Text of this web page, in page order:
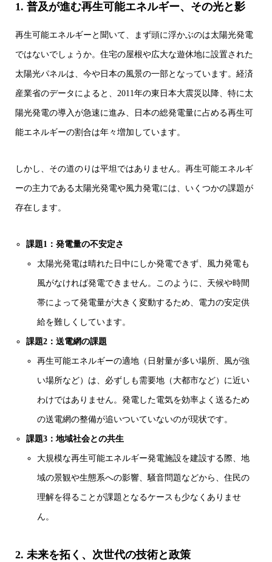
1. 普及が進む再生可能エネルギー、その光と影
再生可能エネルギーと聞いて、まず頭に浮かぶのは太陽光発電
ではないでしょうか。住宅の屋根や広大な遊休地に設置された
太陽光パネルは、今や日本の風景の一部となっています。経済
産業省のデータによると、2011年の東日本大震災以降、特に太
陽光発電の導入が急速に進み、日本の総発電量に占める再生可
能エネルギーの割合は年々増加しています。
しかし、その道のりは平坦ではありません。再生可能エネルギ
ーの主力である太陽光発電や風力発電には、いくつかの課題が
存在します。
課題1：発電量の不安定さ
太陽光発電は晴れた日中にしか発電できず、風力発電も
風がなければ発電できません。このように、天候や時間
帯によって発電量が大きく変動するため、電力の安定供
給を難しくしています。
課題2：送電網の課題
再生可能エネルギーの適地（日射量が多い場所、風が強
い場所など）は、必ずしも需要地（大都市など）に近い
わけではありません。発電した電気を効率よく送るため
の送電網の整備が追いついていないのが現状です。
課題3：地域社会との共生
大規模な再生可能エネルギー発電施設を建設する際、地
域の景観や生態系への影響、騒音問題などから、住民の
理解を得ることが課題となるケースも少なくありませ
ん。
2. 未来を拓く、次世代の技術と政策